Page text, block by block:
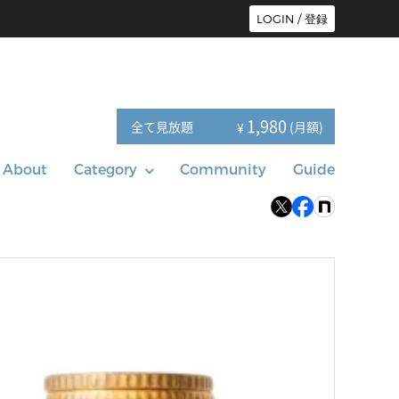
LOGIN / 登録
全て見放題 ¥ 1,980 (月額)
About Category Community Guide